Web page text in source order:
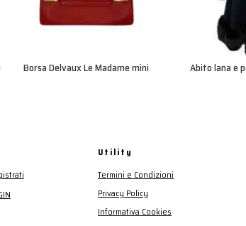
Borsa Delvaux Le Madame mini Abito lana e
Utility
Termini e Condizioni
Privacy Policy
Informativa Cookies